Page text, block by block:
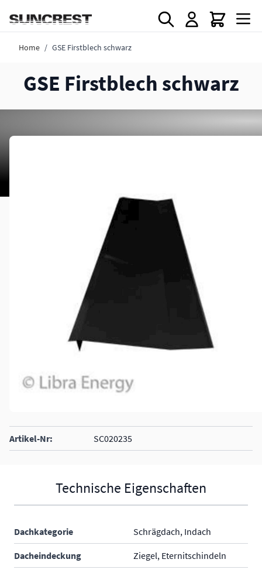
Home / GSE Firstblech schwarz
GSE Firstblech schwarz
Artikel-Nr: SC020235
Technische Eigenschaften
Dachkategorie Schrägdach, Indach
Dacheindeckung Ziegel, Eternitschindeln